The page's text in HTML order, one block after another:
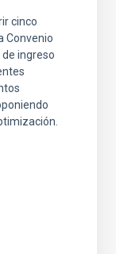
cinco
Convenio
ingreso